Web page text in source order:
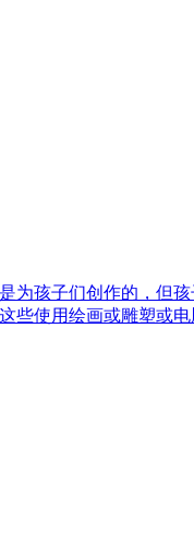
孩子们创作的，但
些使用绘画或雕塑或